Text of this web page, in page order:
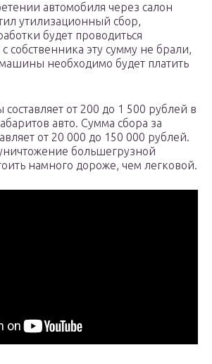
автомобиля через салон
утилизационный сбор,
будет проводиться
собственника эту сумму не брали,
необходимо будет платить
от 200 до 1 500 рублей в
авто. Сумма сбора за
от 20 000 до 150 000 рублей.
большегрузной
намного дороже, чем легковой.